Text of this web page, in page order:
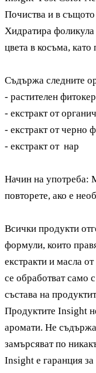
Почиства и в същото
Хидратира
цвета в косъма, като
Съдържа следните
- растителен
- екстракт от
- екстракт отчерно
- екстракт от нар
Начин на употреба:
повторете, ако е
Всички продукти
формули, които
екстракти и масла
се обработват само
състава на
Продуктите Insight
аромати. Не
замърсяват по
Insight е гаранция